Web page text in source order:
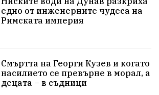
Разследване Великобритания
Надежда Еврофондове
Корупция
едно от инженерните чудеса на
Римската империя
Смъртта на Георги Кузев и когато
насилието се превърне в морал, а
децата – в съдници